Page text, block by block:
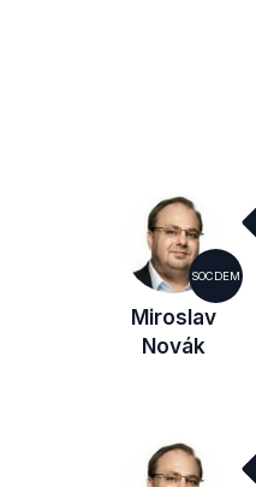
SOCDEM
Miroslav
Novák